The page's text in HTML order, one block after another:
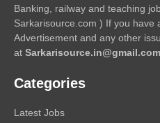
Banking, railway and teaching
Sarkarisource.com ) If you have
Advertisement and any other
at Sarkarisource.in@gmail.com
Categories
Latest Jobs